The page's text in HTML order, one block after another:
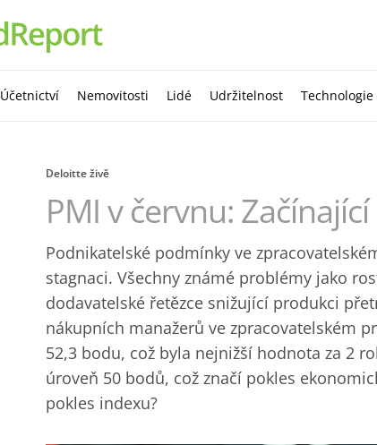
Účetnictví Nemovitosti Lidé Udržitelnost Technologie
Deloitte živě
PMI v červnu:
Podnikatelské podmínky ve
stagnaci. Všechny známé problémy jako
dodavatelské řetězce snižující produkci
nákupních manažerů ve zpracovatelském
52,3 bodu, což byla nejnižší hodnota za 2
úroveň 50 bodů, což značí pokles
pokles indexu?